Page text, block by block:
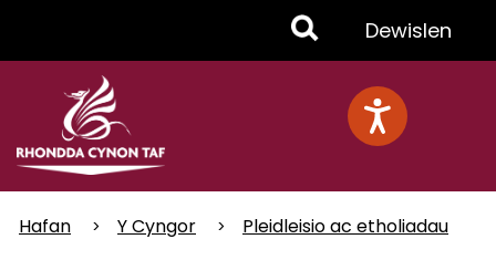
Toggle
Menu
Dewislen
Hafan Y Cyngor Pleidleisio ac etholiadau